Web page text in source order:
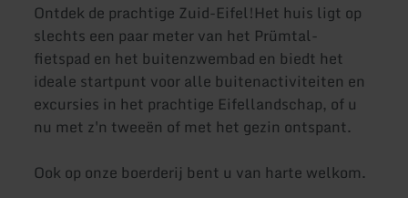
Ontdek de prachtige Zuid-Eifel!Het huis ligt op
slechts een paar meter van het Prümtal-
fietspad en het buitenzwembad en biedt het
ideale startpunt voor alle buitenactiviteiten en
excursies in het prachtige Eifellandschap, of u
nu met z'n tweeën of met het gezin ontspant.
Ook op onze boerderij bent u van harte welkom.